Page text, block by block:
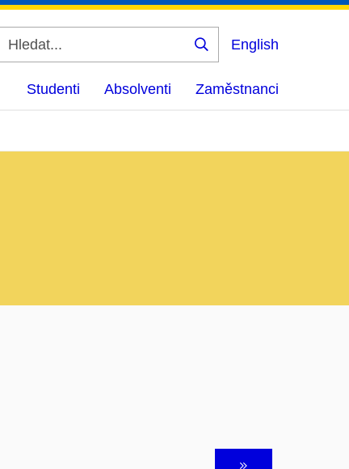
Vyhledat
English
Studenti Absolventi Zaměstnanci